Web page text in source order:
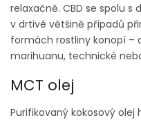
relaxačně. CBD se spolu s
v drtivé většině případů
formách rostliny konopí –
marihuanu, technické
MCT olej
Purifikovaný kokosový